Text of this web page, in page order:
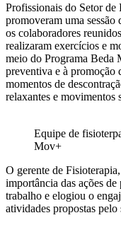
Profissionais do Setor
promoveram uma
os colaboradores
realizaram exercícios e
meio do Programa Beda
preventiva e à promoção
momentos de
relaxantes e movimentos
Equipe de
Mov+
O gerente de
importância das ações
trabalho e elogiou o
atividades propostas pelo